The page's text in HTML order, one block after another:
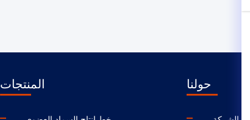
حولنا المنتجات